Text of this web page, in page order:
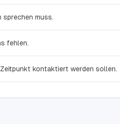
sprechen muss.
fehlen.
kontaktiert werden sollen.